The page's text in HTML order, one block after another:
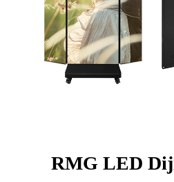
RMG LED